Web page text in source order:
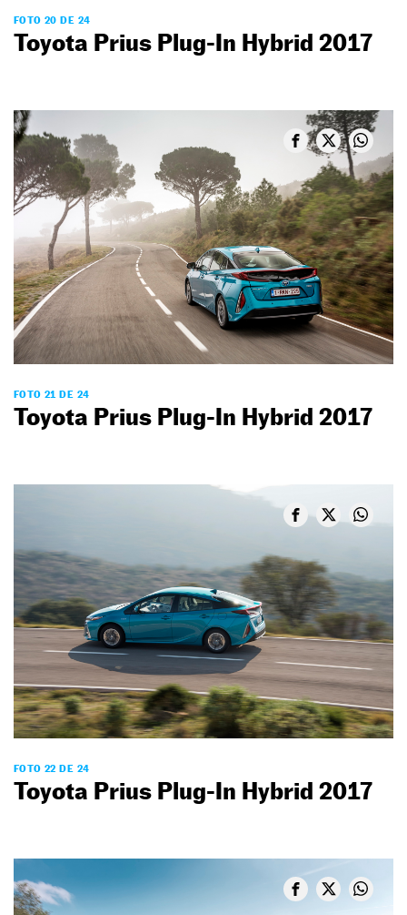
FOTO 20 DE 24
Toyota Prius Plug-In Hybrid 2017
FOTO 21 DE 24
Toyota Prius Plug-In Hybrid 2017
FOTO 22 DE 24
Toyota Prius Plug-In Hybrid 2017